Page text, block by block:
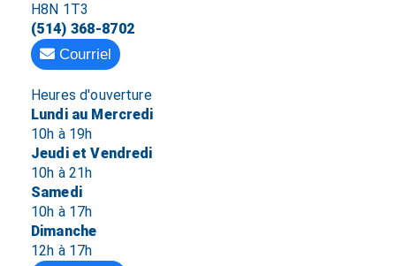
H8N 1T3
(514) 368-8702
Courriel
Heures d'ouverture
Lundi au Mercredi
10h à 19h
Jeudi et Vendredi
10h à 21h
Samedi
10h à 17h
Dimanche
12h à 17h